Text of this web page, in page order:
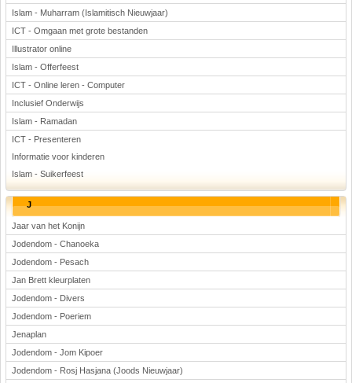
Islam - Muharram (Islamitisch Nieuwjaar)
ICT - Omgaan met grote bestanden
Illustrator online
Islam - Offerfeest
ICT - Online leren - Computer
Inclusief Onderwijs
Islam - Ramadan
ICT - Presenteren
Informatie voor kinderen
Islam - Suikerfeest
J
Jaar van het Konijn
Jodendom - Chanoeka
Jodendom - Pesach
Jan Brett kleurplaten
Jodendom - Divers
Jodendom - Poeriem
Jenaplan
Jodendom - Jom Kipoer
Jodendom - Rosj Hasjana (Joods Nieuwjaar)